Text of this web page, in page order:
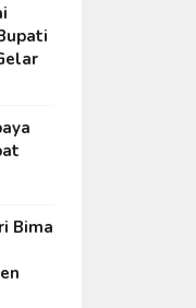
Bima